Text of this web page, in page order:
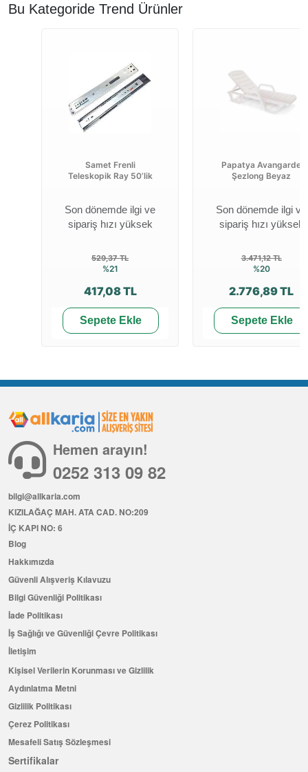
Bu Kategoride Trend Ürünler
Samet Frenli
Teleskopik Ray 50’lik
Son dönemde ilgi ve
sipariş hızı yüksek
529,37 TL
%21
417,08 TL
Sepete Ekle
Papatya Avangarde
Şezlong Beyaz
Son dönemde ilgi ve
sipariş hızı yüksek
3.471,12 TL
%20
2.776,89 TL
Sepete Ekle
Hemen arayın!
0252 313 09 82
bilgi@allkaria.com
KIZILAĞAÇ MAH. ATA CAD. NO:209
İÇ KAPI NO: 6
Blog
Hakkımızda
Güvenli Alışveriş Kılavuzu
Bilgi Güvenliği Politikası
İade Politikası
İş Sağlığı ve Güvenliği Çevre Politikası
İletişim
Kişisel Verilerin Korunması ve Gizlilik
Aydınlatma Metni
Gizlilik Politikası
Çerez Politikası
Mesafeli Satış Sözleşmesi
Sertifikalar